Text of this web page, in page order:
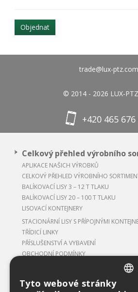
Objednat
trade@lux-ptz.com
© 2014 - 2026 LUX-
+420 465
Celkový přehled výrobního
APLIKACE NAŠICH VÝROBKŮ
CELKOVÝ PŘEHLED VÝROBNÍHO
BALÍKOVACÍ LISY 3 – 12 T TLAKU
BALÍKOVACÍ LISY 20 – 100 T TLAKU
LISOVACÍ KONTEJNERY
STACIONÁRNÍ LISY S PŘÍPOJNÝMI
TŘÍDICÍ LINKY
PŘÍSLUŠENSTVÍ A VYBAVENÍ
OBCHODNÍ PODMÍNKY
Tyto webové stránky